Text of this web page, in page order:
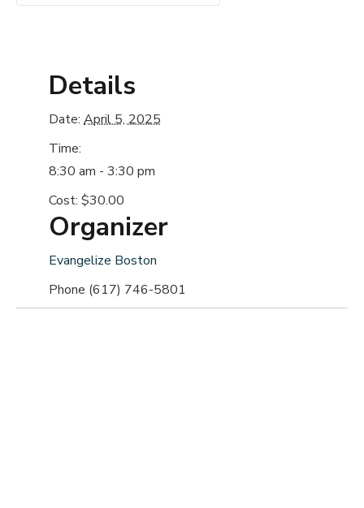
Details
Date: April 5, 2025
Time:
8:30 am - 3:30 pm
Cost: $30.00
Organizer
Evangelize Boston
Phone (617) 746-5801